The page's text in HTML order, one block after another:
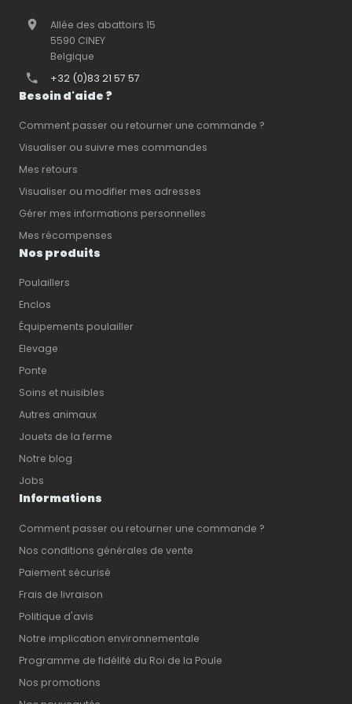
Allée des abattoirs 15
5590 CINEY
Belgique
+32 (0)83 21 57 57
Besoin d'aide ?
Comment passer ou retourner une commande ?
Visualiser ou suivre mes commandes
Mes retours
Visualiser ou modifier mes adresses
Gérer mes informations personnelles
Mes récompenses
Nos produits
Poulaillers
Enclos
Équipements poulailler
Elevage
Ponte
Soins et nuisibles
Autres animaux
Jouets de la ferme
Notre blog
Jobs
Informations
Comment passer ou retourner une commande ?
Nos conditions générales de vente
Paiement sécurisé
Frais de livraison
Politique d'avis
Notre implication environnementale
Programme de fidélité du Roi de la Poule
Nos promotions